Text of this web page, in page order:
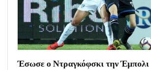
Έσωσε ο Ντραγκόφσκι την Έμπολι